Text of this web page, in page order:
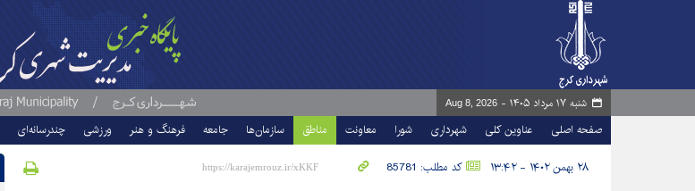
شنبه ۱۷ مرداد ۱۴۰۵ - Aug 8, 2026
صفحه اصلی عناوین کلی شهرداری شورا معاونت مناطق سازمان‌ها جامعه فرهنگ و هنر ورزشی چندرسانه‌ای
۲۸ بهمن ۱۴۰۲ - ۱۳:۴۲ کد مطلب: 85781